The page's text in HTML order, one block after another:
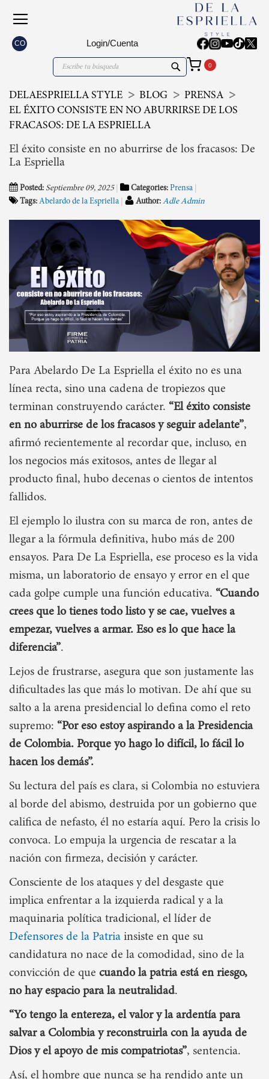
CO Login/Cuenta
Search
DELAESPRIELLA STYLE BLOG
PRENSA
EL ÉXITO CONSISTE EN NO ABURRIRSE DE LOS
FRACASOS: DE LA ESPRIELLA
El éxito consiste en no aburrirse de los fracasos: De
La Espriella
Posted: Septiembre 09, 2025 Categories: Prensa
Tags: Abelardo de la Espriella Author: Adle Admin
Para Abelardo De La Espriella el éxito no es una
línea recta, sino una cadena de tropiezos que
terminan construyendo carácter. “El éxito consiste
en no aburrirse de los fracasos y seguir adelante”,
afirmó recientemente al recordar que, incluso, en
los negocios más exitosos, antes de llegar al
producto final, hubo decenas o cientos de intentos
fallidos.
El ejemplo lo ilustra con su marca de ron, antes de
llegar a la fórmula definitiva, hubo más de 200
ensayos. Para De La Espriella, ese proceso es la vida
misma, un laboratorio de ensayo y error en el que
cada golpe cumple una función educativa. “Cuando
crees que lo tienes todo listo y se cae, vuelves a
empezar, vuelves a armar. Eso es lo que hace la
diferencia”.
Lejos de frustrarse, asegura que son justamente las
dificultades las que más lo motivan. De ahí que su
salto a la arena presidencial lo defina como el reto
supremo: “Por eso estoy aspirando a la Presidencia
de Colombia. Porque yo hago lo difícil, lo fácil lo
hacen los demás”.
Su lectura del país es clara, si Colombia no estuviera
al borde del abismo, destruida por un gobierno que
califica de nefasto, él no estaría aquí. Pero la crisis lo
convoca. Lo empuja la urgencia de rescatar a la
nación con firmeza, decisión y carácter.
Consciente de los ataques y del desgaste que
implica enfrentar a la izquierda radical y a la
maquinaria política tradicional, el líder de
Defensores de la Patria insiste en que su
candidatura no nace de la comodidad, sino de la
convicción de que cuando la patria está en riesgo,
no hay espacio para la neutralidad.
“Yo tengo la entereza, el valor y la ardentía para
salvar a Colombia y reconstruirla con la ayuda de
Dios y el apoyo de mis compatriotas”, sentencia.
Así, el hombre que nunca se ha rendido ante un